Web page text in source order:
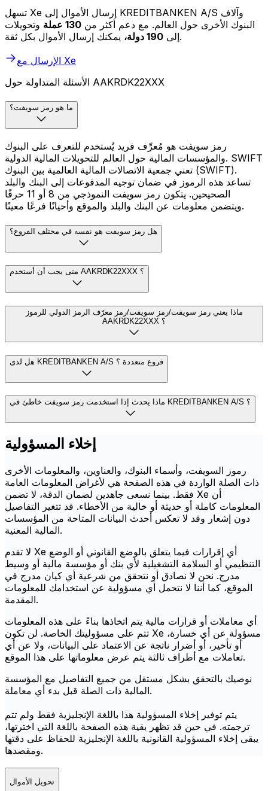
تسهل Xe إرسال الأموال إلى KREDITBANKEN A/S وآلاف
البنوك الأخرى حول العالم. مع دعم أكثر من 130 عملة
وتحويلات
إلى 190 دولة،
يمكنك إرسال الأموال بكل ثقة.
الإرسال مع Xe
الأسئلة المتداولة حول AAKRDK22XXX
ما هو رمز سويفت؟
رمز سويفت هو مُعرِّف فريد يُستخدم للتعرف على البنوك
والمؤسسات المالية حول العالم للتحويلات المالية الدولية. SWIFT
تعني جمعية الاتصالات المالية العالمية بين البنوك (SWIFT).
تساعد هذه الرموز في ضمان توجيه المدفوعات إلى البنك والبلد
الصحيحين. يتكون رمز سويفت النموذجي من 8 أو 11 حرفًا
ويتضمن معلومات عن البنك والبلد والموقع وأحيانًا فرعًا معينًا.
هل رمز سويفت هو نفسه في مختلف الفروع؟
متى يجب أن أستخدم AAKRDK22XXX ؟
ماذا يعني رمز سويفت/رمز سويفت/رمز معرّف الرمز الدولي للرموز
AAKRDK22XXX ؟
هل لدى KREDITBANKEN A/S فروع متعددة ؟
ماذا يحدث إذا استخدمت رمز سويفت خاطئ في KREDITBANKEN A/S ؟
إخلاء المسؤولية
رموز السويفت، وأسماء البنوك، والعناوين، والمعلومات الأخرى
ذات الصلة الواردة في هذه الصفحة هي لأغراض المعلومات العامة
فقط. بينما نسعى جاهدين لضمان الدقة، لا تضمن Xe أن
المعلومات كاملة أو حديثة أو خالية من الأخطاء. قد تتغير التفاصيل
دون إشعار وقد لا تعكس أحدث البيانات المتاحة من المؤسسات
المالية المعنية.
لا تقدم Xe أي إقرارات فيما يتعلق بالوضع القانوني أو الوضع
التنظيمي أو السلامة التشغيلية لأي بنك أو مؤسسة مالية أو وسيط
مدرج. نحن لا نصادق أو نتحقق من شرعية أي كيان مدرج في
الموقع، كما أننا لا نتحمل أي مسؤولية عن استخدامك للمعلومات
المقدمة.
أي معاملات أو قرارات مالية يتم اتخاذها بناءً على هذه المعلومات
تتم على مسؤوليتك الخاصة. لن تكون Xe مسؤولة عن أي خسارة،
أو تأخير، أو أضرار ناتجة عن الاعتماد على البيانات، ولا عن أي
تعاملات مع أطراف ثالثة يتم عرض معلوماتها على هذا الموقع.
نوصيك بالتحقق بشكل مستقل من جميع التفاصيل مع المؤسسة
المالية ذات الصلة قبل بدء أي معاملة.
يتم توفير إخلاء المسؤولية هذا باللغة الإنجليزية فقط ولم تتم
ترجمته. في حين قد تظهر بقية هذه الصفحة باللغة التي اخترتها،
يبقى إخلاء المسؤولية القانونية باللغة الإنجليزية للحفاظ على دقتها
ومقصدها.
تحويل الأموال